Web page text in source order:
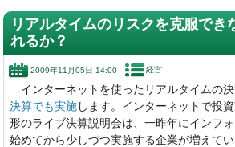
リアルタイムのリスクを克服でき
れるか？
2009年11月05日 14:00 経営
インターネットを使ったリアルタイムの
決算でも実施します。インターネットで投
形のライブ決算説明会は、一昨年にインフ
始めてから少しづつ実施する企業が増えてい